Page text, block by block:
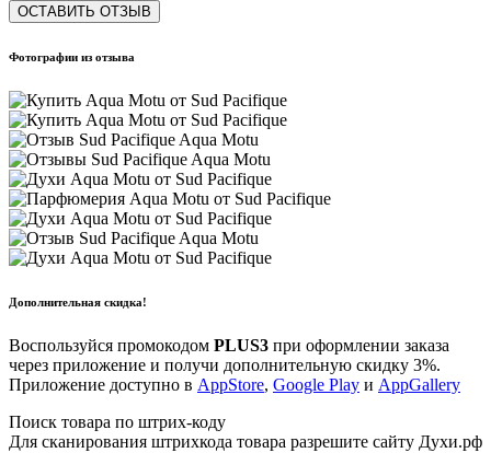
ОСТАВИТЬ ОТЗЫВ
Фотографии из отзыва
Дополнительная скидка!
Воспользуйся промокодом PLUS3 при оформлении заказа
через приложение и получи дополнительную скидку 3%.
Приложение доступно в AppStore, Google Play и AppGallery
Поиск товара по штрих-коду
Для сканирования штрихкода товара разрешите сайту Духи.рф